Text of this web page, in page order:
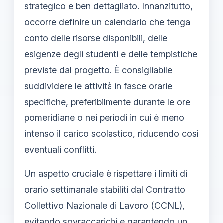
strategico e ben dettagliato. Innanzitutto,
occorre definire un calendario che tenga
conto delle risorse disponibili, delle
esigenze degli studenti e delle tempistiche
previste dal progetto. È consigliabile
suddividere le attività in fasce orarie
specifiche, preferibilmente durante le ore
pomeridiane o nei periodi in cui è meno
intenso il carico scolastico, riducendo così
eventuali conflitti.
Un aspetto cruciale è rispettare i limiti di
orario settimanale stabiliti dal Contratto
Collettivo Nazionale di Lavoro (CCNL),